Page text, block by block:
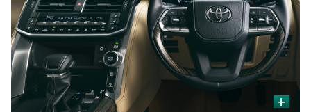
+